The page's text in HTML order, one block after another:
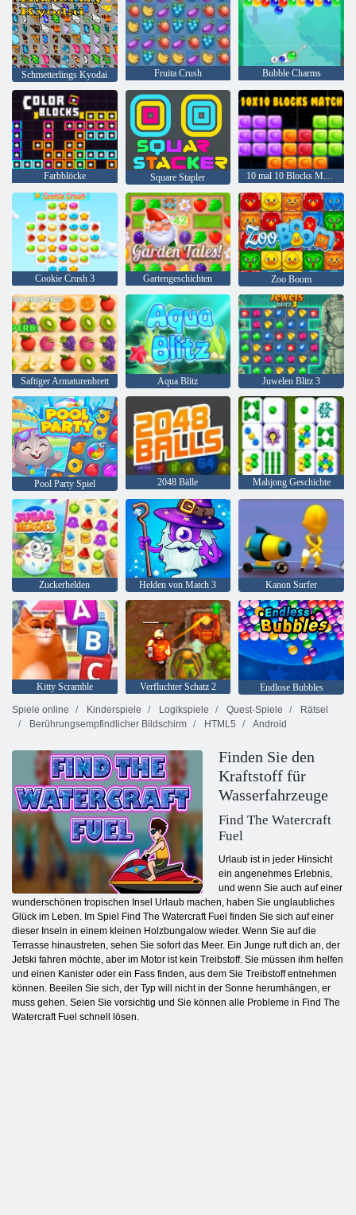
Schmetterlings Kyodai Fruita Crush Bubble Charms
Farbblöcke Square Stapler 10 mal 10 Blocks Match
Cookie Crush 3 Gartengeschichten Zoo Boom
Saftiger Armaturenbrett Aqua Blitz Juwelen Blitz 3
Pool Party Spiel 2048 Bälle Mahjong Geschichte
Zuckerhelden Helden von Match 3 Kanon Surfer
Kitty Scramble Verfluchter Schatz 2
Endlose Bubbles
Spiele online
Kinderspiele Logikspiele Quest-Spiele
Rätsel
Berührungsempfindlicher Bildschirm
HTML5 Android
Finden Sie den
Kraftstoff für
Wasserfahrzeuge
Find The Watercraft
Fuel
Urlaub ist in jeder Hinsicht
ein angenehmes Erlebnis,
und wenn Sie auch auf einer
wunderschönen tropischen Insel Urlaub machen, haben Sie unglaubliches
Glück im Leben. Im Spiel Find The Watercraft Fuel finden Sie sich auf einer
dieser Inseln in einem kleinen Holzbungalow wieder. Wenn Sie auf die
Terrasse hinaustreten, sehen Sie sofort das Meer. Ein Junge ruft dich an, der
Jetski fahren möchte, aber im Motor ist kein Treibstoff. Sie müssen ihm helfen
und einen Kanister oder ein Fass finden, aus dem Sie Treibstoff entnehmen
können. Beeilen Sie sich, der Typ will nicht in der Sonne herumhängen, er
muss gehen. Seien Sie vorsichtig und Sie können alle Probleme in Find The
Watercraft Fuel schnell lösen.